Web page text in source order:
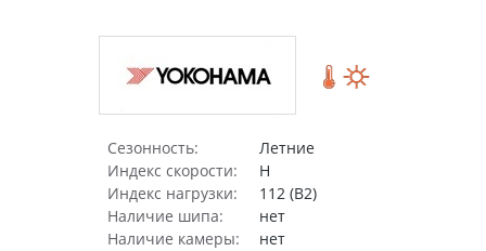
Сезонность:
Летние
Индекс скорости:
H
Индекс нагрузки:
112 (B2)
Наличие шипа:
нет
Наличие камеры:
нет